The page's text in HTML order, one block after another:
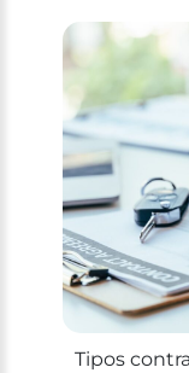
Tipos